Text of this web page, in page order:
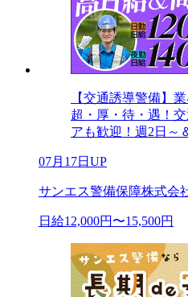
【交通誘導警備】
超・厚・待・遇！
アも歓迎！週2日～
07月17日UP
サンエス警備保障株式会
日給12,000円〜15,500円